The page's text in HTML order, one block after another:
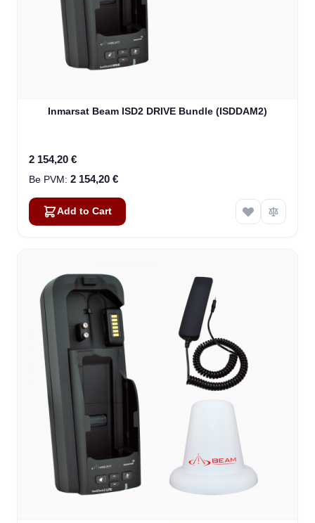
Inmarsat Beam ISD2 DRIVE Bundle (ISDDAM2)
2 154,20 €
2 154,20 €
Add to Cart